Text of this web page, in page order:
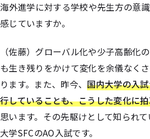
――海外進学に対する学校や先生方の意
感じていますか。
（佐藤）グローバル化や少子高齢化
も生き残りをかけて変化を余儀なく
ります。また、昨今、国内大学の入
行していることも、こうした変化に
思います。その先駆けとして知られ
大学SFCのAO入試です。